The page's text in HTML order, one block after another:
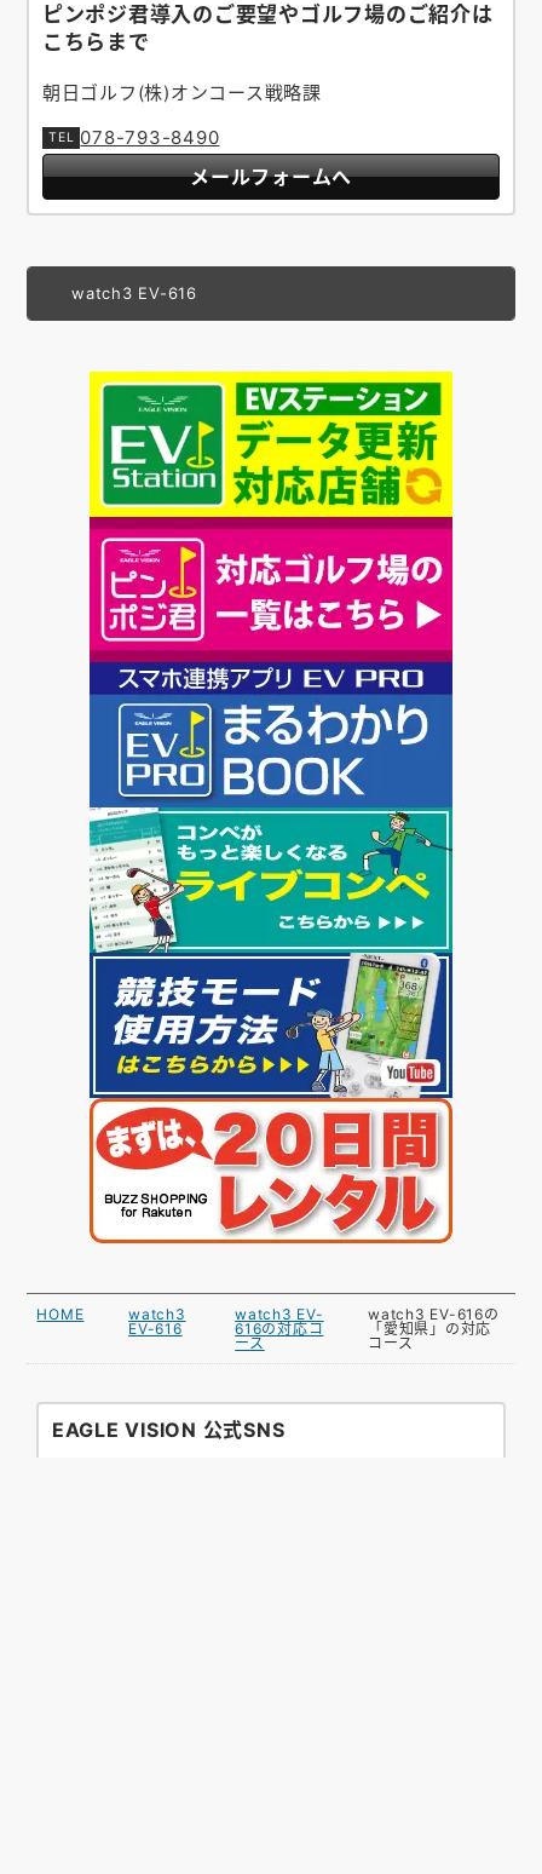
ピンポジ君導入のご要望やゴルフ場のご紹介は
こちらまで
朝日ゴルフ(株)オンコース戦略課
078-793-8490
メールフォームへ
watch3 EV-616
HOME
watch3
EV-616
watch3 EV-
616の対応コ
ース
watch3 EV-616の
「愛知県」の対応
コース
EAGLE VISION 公式SNS